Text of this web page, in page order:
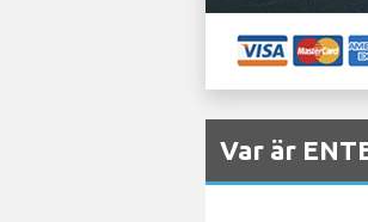
Var är